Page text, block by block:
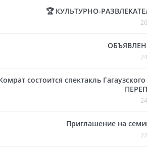
🏆 КУЛЬТУРНО-
состоится спектакль
Приглашение на